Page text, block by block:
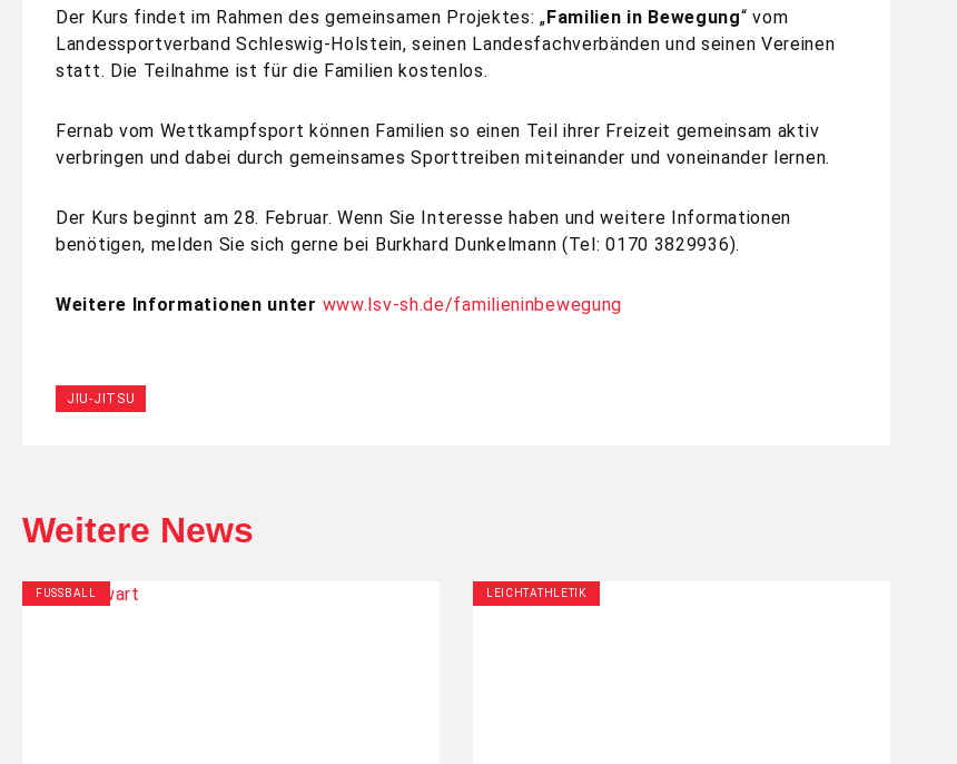
Der Kurs findet im Rahmen des gemeinsamen Projektes: „Familien in Bewegung“ vom
Landessportverband Schleswig-Holstein, seinen Landesfachverbänden und seinen Vereinen
statt. Die Teilnahme ist für die Familien kostenlos.
Fernab vom Wettkampfsport können Familien so einen Teil ihrer Freizeit gemeinsam aktiv
verbringen und dabei durch gemeinsames Sporttreiben miteinander und voneinander lernen.
Der Kurs beginnt am 28. Februar. Wenn Sie Interesse haben und weitere Informationen
benötigen, melden Sie sich gerne bei Burkhard Dunkelmann (Tel: 0170 3829936).
Weitere Informationen unter www.lsv-sh.de/familieninbewegung
JIU-JITSU
Weitere News
FUSSBALL LEICHTATHLETIK